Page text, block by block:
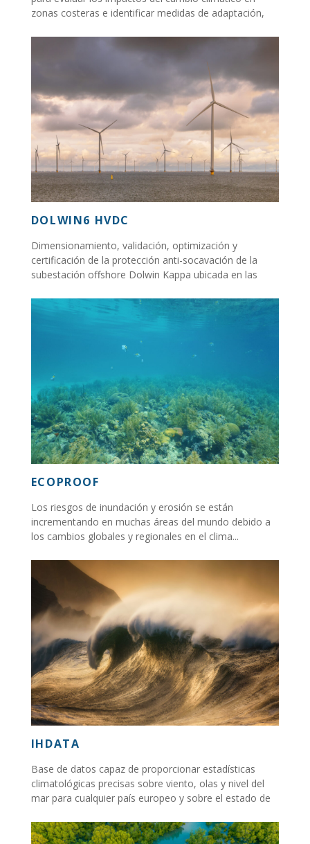
zonas costeras e identificar medidas de adaptación,
DOLWIN6 HVDC
Dimensionamiento, validación, optimización y
certificación de la protección anti-socavación de la
subestación offshore Dolwin Kappa ubicada en las
ECOPROOF
Los riesgos de inundación y erosión se están
incrementando en muchas áreas del mundo debido a
los cambios globales y regionales en el clima...
IHDATA
Base de datos capaz de proporcionar estadísticas
climatológicas precisas sobre viento, olas y nivel del
mar para cualquier país europeo y sobre el estado de